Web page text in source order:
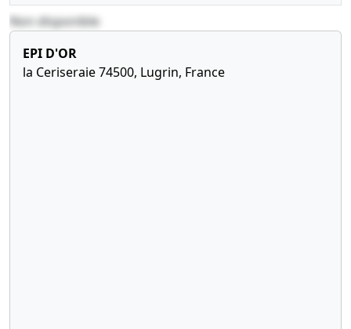
Non disponible
EPI D'OR
la Ceriseraie 74500, Lugrin, France